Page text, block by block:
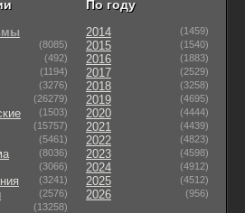
(8085)
(492)
(1194)
(3276)
(26279)
(1503)
(15757)
(5461)
(8036)
(3066)
(3241)
(2576)
(13258)
По году
2014 (1459)
2015 (1540)
2016 (1883)
2017 (2529)
2018 (3258)
2019 (4695)
2020 (4444)
2021 (4439)
2022 (4823)
2023 (4598)
2024 (4912)
2025 (4512)
2026 (956)